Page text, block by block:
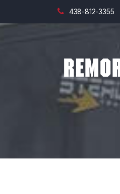
438-812-3355